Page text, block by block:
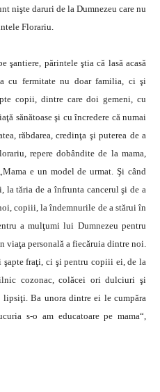
nişte daruri de la Dumnezeu care nu
Florariu.
şantiere, părintele ştia că lasă acasă
cu fermitate nu doar familia, ci şi
copii, dintre care doi gemeni, cu
sănătoase şi cu încredere că numai
răbdarea, credinţa şi puterea de a
repere dobândite de la mama,
e un model de urmat. Şi când
la tăria de a înfrunta cancerul şi de a
copiii, la îndemnurile de a stărui în
a mulţumi lui Dumnezeu pentru
viaţa personală a fiecăruia dintre noi.
şapte fraţi, ci şi pentru copiii ei, de la
cozonac, colăcei ori dulciuri şi
Ba unora dintre ei le cumpăra
s-o am educatoare pe mama“,